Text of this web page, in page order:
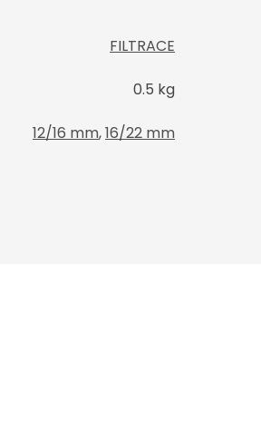
FILTRACE
0.5 kg
12/16 mm,16/22 mm